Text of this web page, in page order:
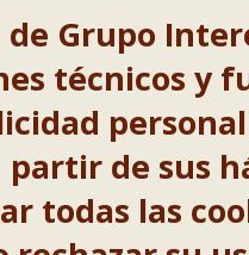
de Grupo
técnicos y
partir de sus
todas las